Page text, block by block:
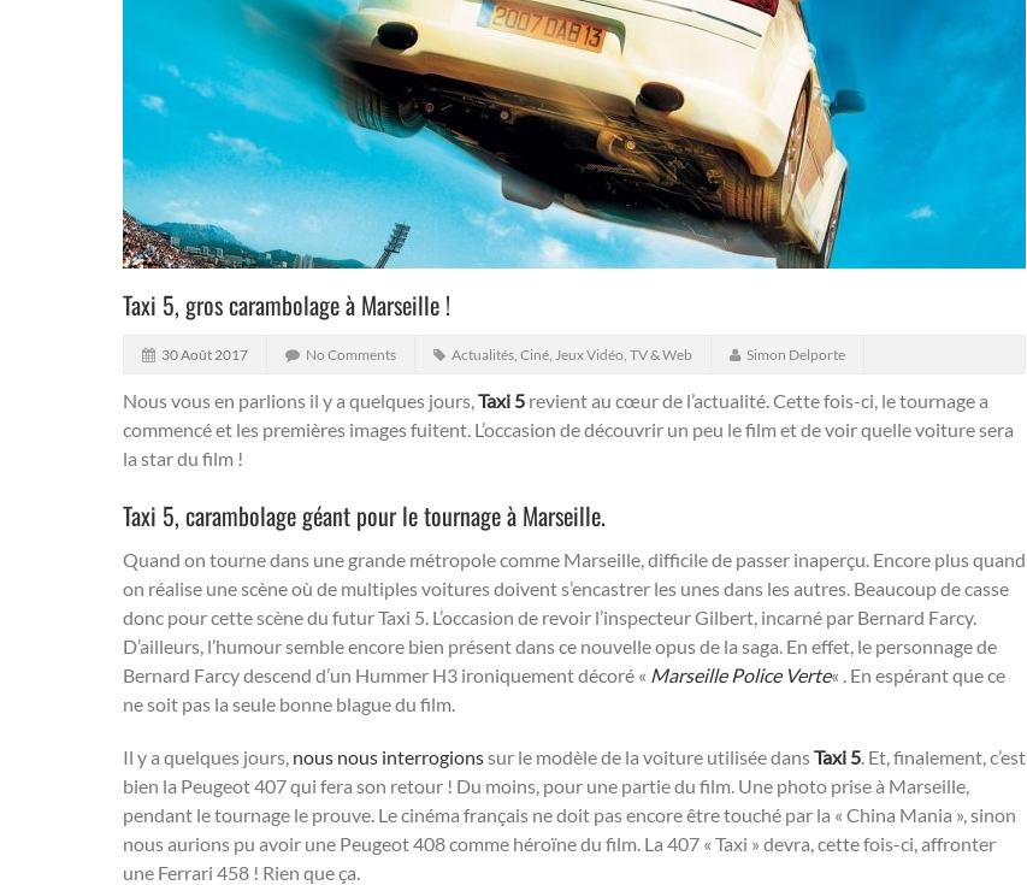
Taxi 5, gros carambolage à Marseille !
30 Août 2017 No Comments Actualités, Ciné, Jeux Vidéo, TV & Web Simon Delporte
Nous vous en parlions il y a quelques jours,Taxi 5 revient au cœur de l’actualité. Cette fois-ci, le tournage a
commencé et les premières images fuitent. L’occasion de découvrir un peu le film et de voir quelle voiture sera
la star du film !
Taxi 5, carambolage géant pour le tournage à Marseille.
Quand on tourne dans une grande métropole comme Marseille, difficile de passer inaperçu. Encore plus quand
on réalise une scène où de multiples voitures doivent s’encastrer les unes dans les autres. Beaucoup de casse
donc pour cette scène du futur Taxi 5. L’occasion de revoir l’inspecteur Gilbert, incarné par Bernard Farcy.
D’ailleurs, l’humour semble encore bien présent dans ce nouvelle opus de la saga. En effet, le personnage de
Bernard Farcy descend d’un Hummer H3 ironiquement décoré « Marseille Police Verte« . En espérant que ce
ne soit pas la seule bonne blague du film.
Il y a quelques jours, nous nous interrogionssur le modèle de la voiture utilisée dansTaxi 5. Et, finalement, c’est
bien la Peugeot 407 qui fera son retour ! Du moins, pour une partie du film. Une photo prise à Marseille,
pendant le tournage le prouve. Le cinéma français ne doit pas encore être touché par la « China Mania », sinon
nous aurions pu avoir une Peugeot 408 comme héroïne du film. La 407 « Taxi » devra, cette fois-ci, affronter
une Ferrari 458 ! Rien que ça.